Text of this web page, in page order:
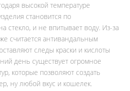
высокой температуре
становится по
стекло, и не впитывает воду. Из-за
считается антивандальным
следы краски и кислоты
день существует огромное
которые позволяют создать
ну любой вкус и кошелек.